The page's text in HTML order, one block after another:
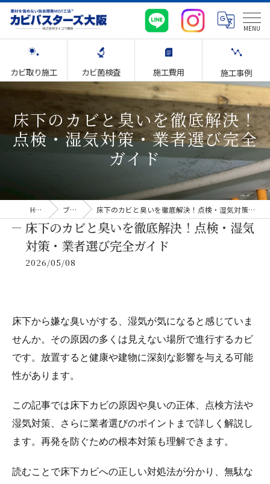
カビ取り施工 カビ菌検査 施工費用 施工事例
床下のカビと臭いを徹底解決！
点検・湿気対策・業者選び完全
ガイド
HOME ブログ 床下のカビと臭いを徹底解決！点検・湿気対策・業者選び完全ガイド
床下のカビと臭いを徹底解決！点検・湿気
対策・業者選び完全ガイド
2026/05/08
床下から嫌な臭いがする、湿気が気になると感じていま
せんか。その原因の多くは見えない場所で進行するカビ
です。放置すると健康や建物に深刻な影響を与える可能
性があります。
この記事では床下カビの原因や臭いの正体、点検方法や
湿気対策、さらに業者選びのポイントまで詳しく解説し
ます。再発を防ぐための根本対策も理解できます。
読むことで床下カビへの正しい対処法が分かり、無駄な